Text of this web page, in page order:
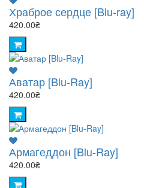
Храброе сердце [Blu-ray]
420.00₴
Аватар [Blu-Ray]
420.00₴
Армагеддон [Blu-Ray]
420.00₴